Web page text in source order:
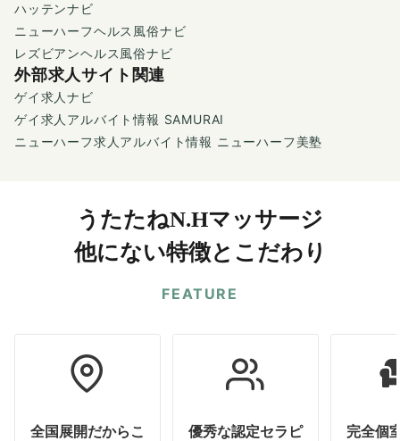
ハッテンナビ
ニューハーフヘルス風俗ナビ
レズビアンヘルス風俗ナビ
外部求人サイト関連
ゲイ求人ナビ
ゲイ求人アルバイト情報 SAMURAI
ニューハーフ求人アルバイト情報 ニューハーフ美塾
うたたねN.Hマッサージ
他にない特徴とこだわり
FEATURE
全国展開だからこ
優秀な認定セラピ
完全個